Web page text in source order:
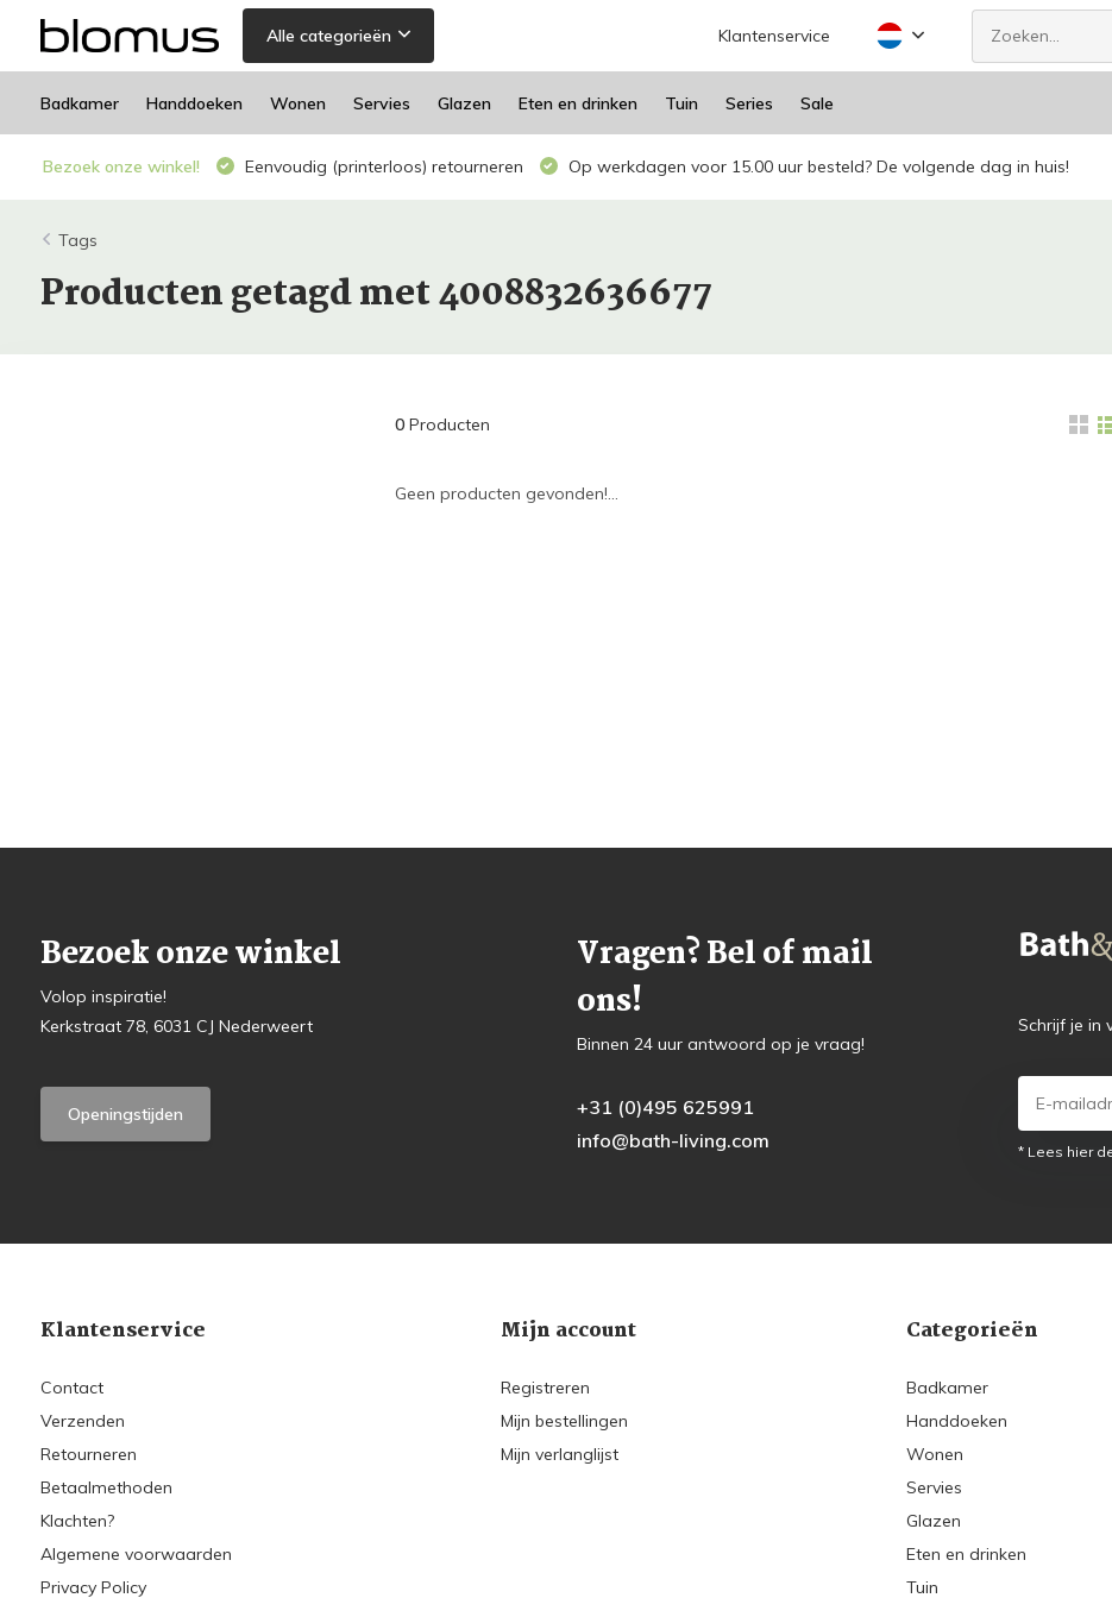
Alle categorieën Klantenservice
Badkamer Handdoeken Wonen Servies Glazen Eten en drinken Tuin Series Sale
Bezoek onze winkel! Eenvoudig (printerloos) retourneren Op werkdagen voor 15.00 uur besteld? De volgende dag in huis!
Tags
Producten getagd met 4008832636677
0Producten
Geen producten gevonden!...
Bezoek onze winkel
Volop inspiratie!
Kerkstraat 78, 6031 CJ Nederweert
Openingstijden
Vragen? Bel of mail
ons!
Binnen 24 uur antwoord op je vraag!
+31 (0)495 625991
info@bath-living.com
Schrijf je in
* Lees hier
Klantenservice
Contact
Verzenden
Retourneren
Betaalmethoden
Klachten?
Algemene voorwaarden
Privacy Policy
Mijn account
Registreren
Mijn bestellingen
Mijn verlanglijst
Categorieën
Badkamer
Handdoeken
Wonen
Servies
Glazen
Eten en drinken
Tuin